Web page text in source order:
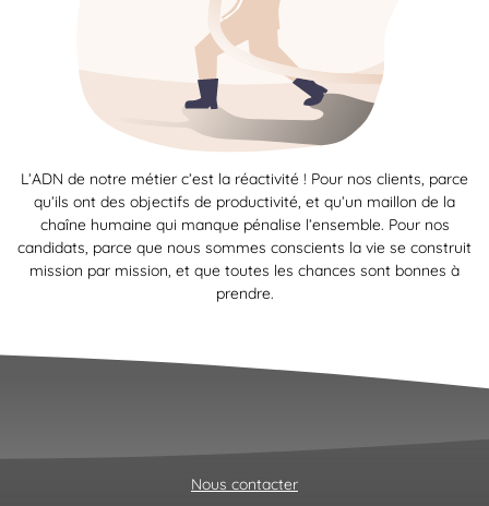
L’ADN de notre métier c’est la réactivité ! Pour nos clients, parce
qu’ils ont des objectifs de productivité, et qu’un maillon de la
chaîne humaine qui manque pénalise l’ensemble. Pour nos
candidats, parce que nous sommes conscients la vie se construit
mission par mission, et que toutes les chances sont bonnes à
prendre.
Nous contacter